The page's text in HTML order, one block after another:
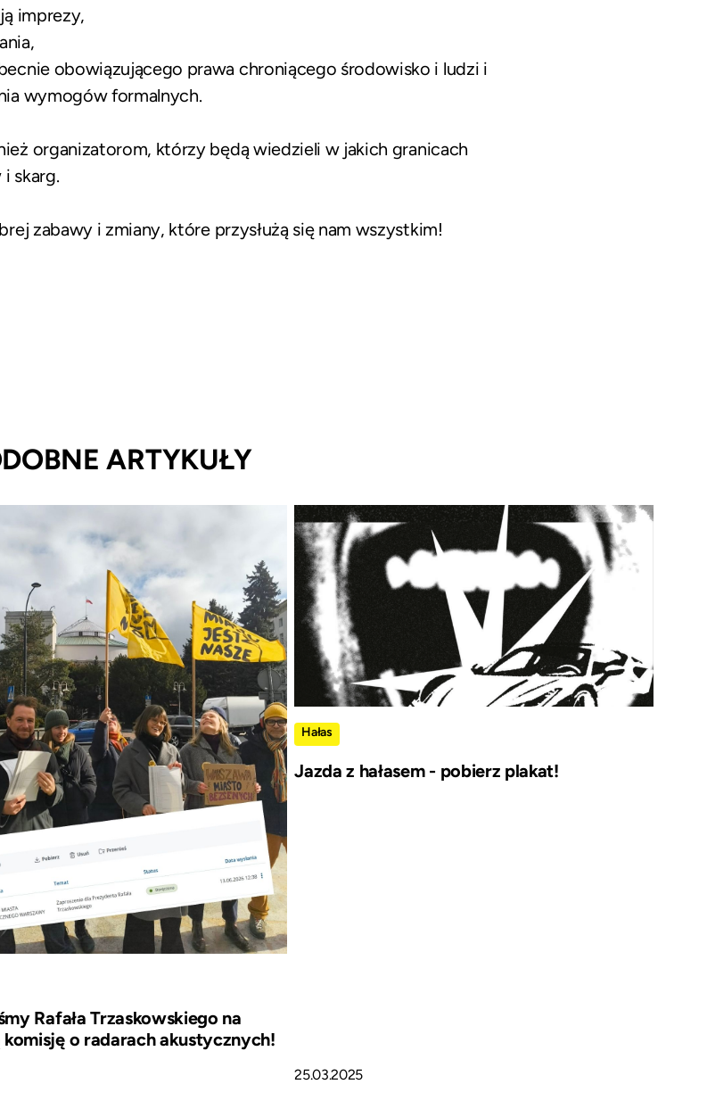
imprezy,
obowiązującego prawa chroniącego środowisko i ludzi i
wymogów formalnych.
organizatorom, którzy będą wiedzieli w jakich granicach
skarg.
zabawy i zmiany, które przysłużą się nam wszystkim!
ARTYKUŁY
Rafała Trzaskowskiego na
o radarach akustycznych!
Hałas
Jazda z hałasem - pobierz plakat!
25.03.2025